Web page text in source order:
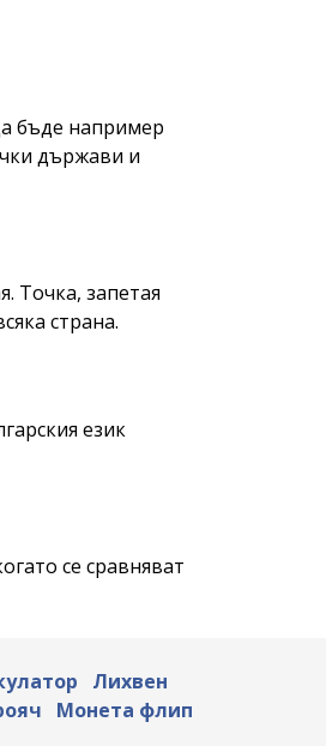
бъде например
държави и
Точка, запетая
страна.
език
се сравняват
Лихвен
Монета флип